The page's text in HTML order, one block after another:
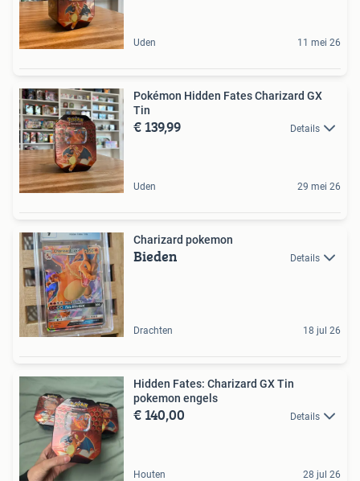
Uden 11 mei 26
Pokémon Hidden Fates Charizard GX
Tin
€ 139,99 Details
Uden 29 mei 26
Charizard pokemon
Bieden Details
Drachten 18 jul 26
Hidden Fates: Charizard GX Tin
pokemon engels
€ 140,00 Details
Houten 28 jul 26